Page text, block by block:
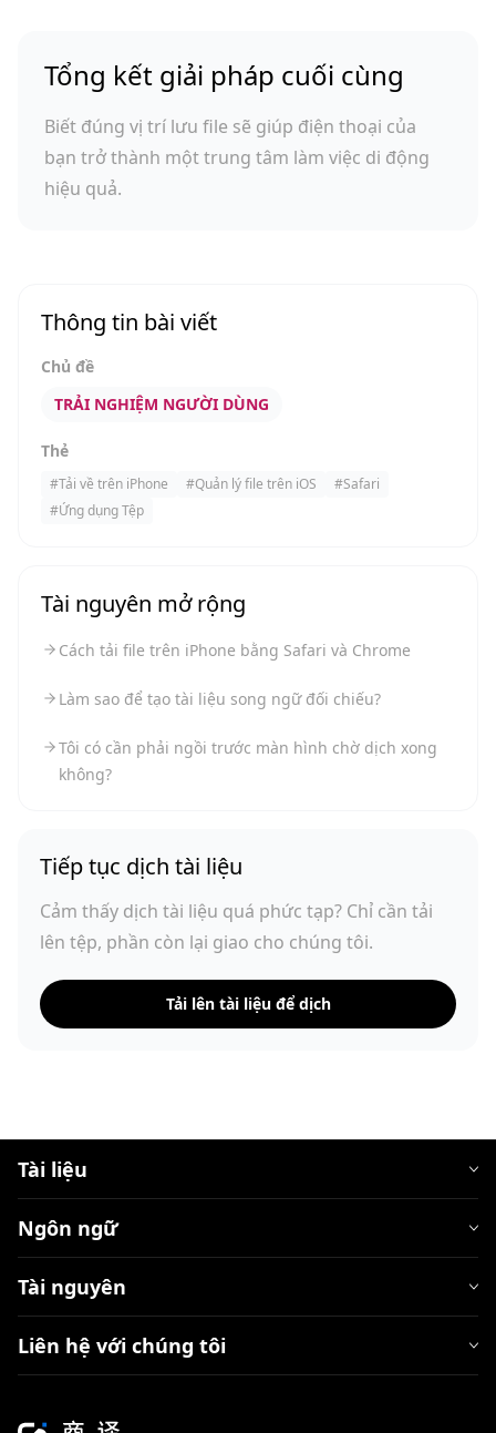
Tổng kết giải pháp cuối cùng
Biết đúng vị trí lưu file sẽ giúp điện thoại của
bạn trở thành một trung tâm làm việc di động
hiệu quả.
Thông tin bài viết
Chủ đề
TRẢI NGHIỆM NGƯỜI DÙNG
Thẻ
#Tải về trên iPhone #Quản lý file trên iOS #Safari
#Ứng dụng Tệp
Tài nguyên mở rộng
Cách tải file trên iPhone bằng Safari và Chrome
Làm sao để tạo tài liệu song ngữ đối chiếu?
Tôi có cần phải ngồi trước màn hình chờ dịch xong
không?
Tiếp tục dịch tài liệu
Cảm thấy dịch tài liệu quá phức tạp? Chỉ cần tải
lên tệp, phần còn lại giao cho chúng tôi.
Tải lên tài liệu để dịch
Tài liệu
Ngôn ngữ
Tài nguyên
Liên hệ với chúng tôi